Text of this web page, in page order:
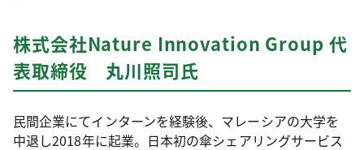
株式会社Nature Innovation Group 代
表取締役 丸川照司氏
民間企業にてインターンを経験後、マレーシアの大学を
中退し2018年に起業。日本初の傘シェアリングサービス